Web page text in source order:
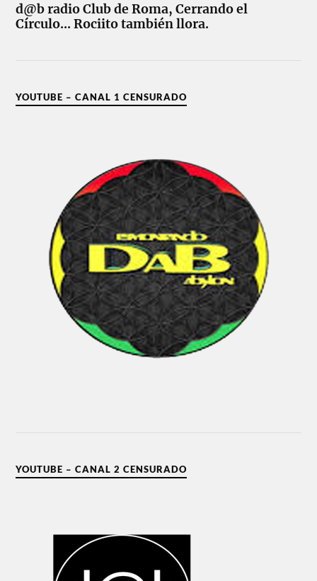
d@b radio Club de Roma, Cerrando el
Círculo... Rociito también llora.
YOUTUBE – CANAL 1 CENSURADO
YOUTUBE – CANAL 2 CENSURADO